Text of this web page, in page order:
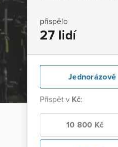
přispělo
27 lidí
Jednorázově
Přispět v Kč:
10 800 Kč